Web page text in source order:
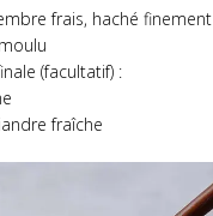
frais, haché finement
(facultatif) :
fraîche